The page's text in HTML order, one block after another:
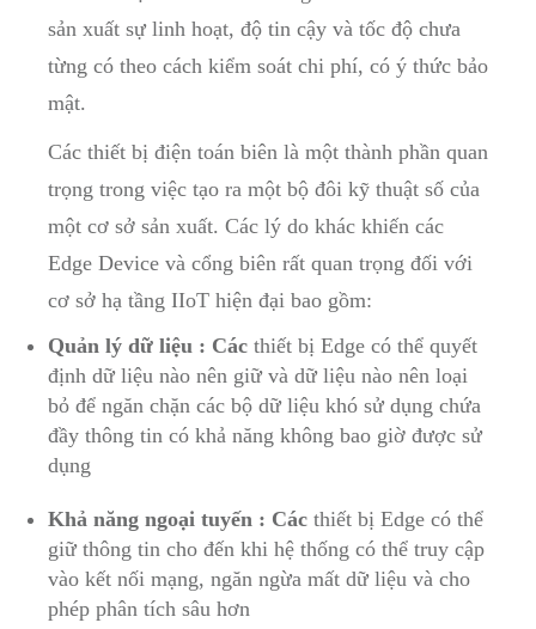
sản xuất sự linh hoạt, độ tin cậy và tốc độ chưa
từng có theo cách kiểm soát chi phí, có ý thức bảo
mật.
Các thiết bị điện toán biên là một thành phần quan
trọng trong việc tạo ra một bộ đôi kỹ thuật số của
một cơ sở sản xuất. Các lý do khác khiến các
Edge Device và cổng biên rất quan trọng đối với
cơ sở hạ tầng IIoT hiện đại bao gồm:
Quản lý dữ liệu : Các thiết bị Edge có thể quyết
định dữ liệu nào nên giữ và dữ liệu nào nên loại
bỏ để ngăn chặn các bộ dữ liệu khó sử dụng chứa
đầy thông tin có khả năng không bao giờ được sử
dụng
Khả năng ngoại tuyến : Các thiết bị Edge có thể
giữ thông tin cho đến khi hệ thống có thể truy cập
vào kết nối mạng, ngăn ngừa mất dữ liệu và cho
phép phân tích sâu hơn